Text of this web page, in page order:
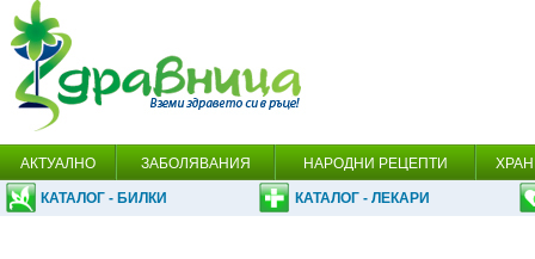
АКТУАЛНО ЗАБОЛЯВАНИЯ НАРОДНИ РЕЦЕПТИ
КАТАЛОГ - БИЛКИ КАТАЛОГ - ЛЕКАРИ